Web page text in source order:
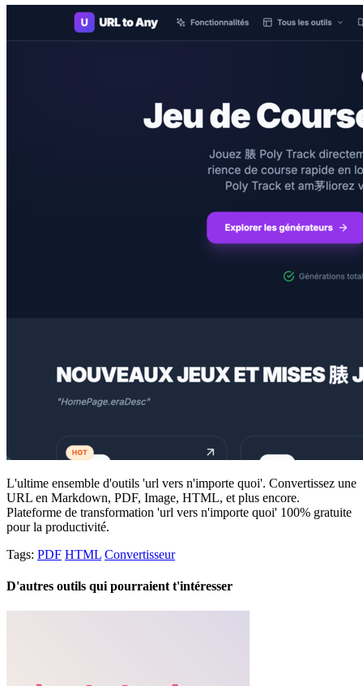
L'ultime ensemble d'outils 'url vers n'importe quoi'. Convertissez une
URL en Markdown, PDF, Image, HTML, et plus encore.
Plateforme de transformation 'url vers n'importe quoi' 100% gratuite
pour la productivité.
Tags: PDF HTML Convertisseur
D'autres outils qui pourraient t'intéresser